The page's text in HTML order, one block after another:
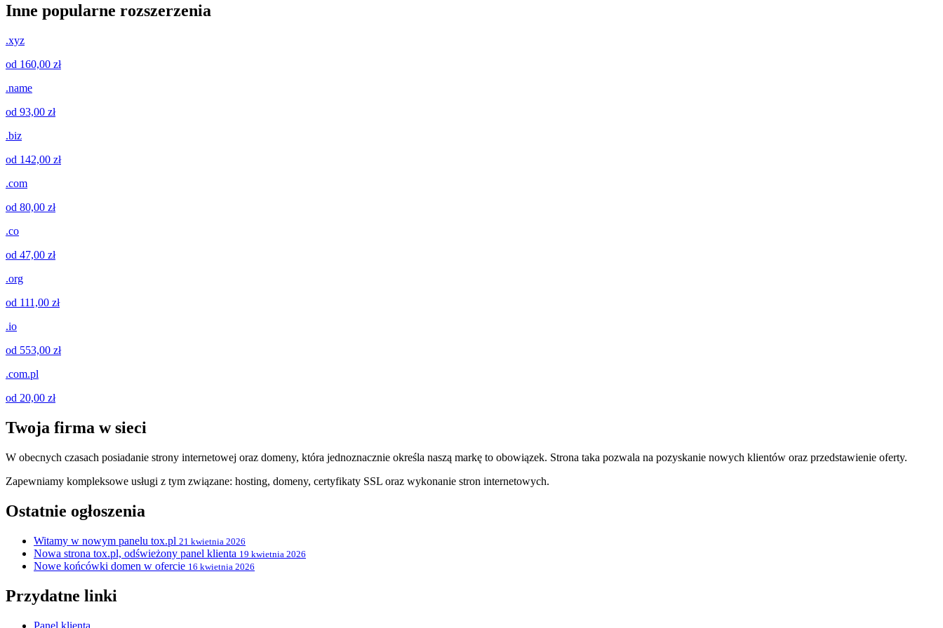
Inne popularne rozszerzenia
.xyz
od 160,00 zł
.name
od 93,00 zł
.biz
od 142,00 zł
.com
od 80,00 zł
.co
od 47,00 zł
.org
od 111,00 zł
.io
od 553,00 zł
.com.pl
od 20,00 zł
Twoja firma w sieci
W obecnych czasach posiadanie strony internetowej oraz domeny, która jednoznacznie określa naszą markę to obowiązek. Strona taka pozwala na pozyskanie nowych klientów oraz przedstawienie oferty.
Zapewniamy kompleksowe usługi z tym związane: hosting, domeny, certyfikaty SSL oraz wykonanie stron internetowych.
Ostatnie ogłoszenia
Witamy w nowym panelu tox.pl 21 kwietnia 2026
Nowa strona tox.pl, odświeżony panel klienta 19 kwietnia 2026
Nowe końcówki domen w ofercie 16 kwietnia 2026
Przydatne linki
Panel klienta